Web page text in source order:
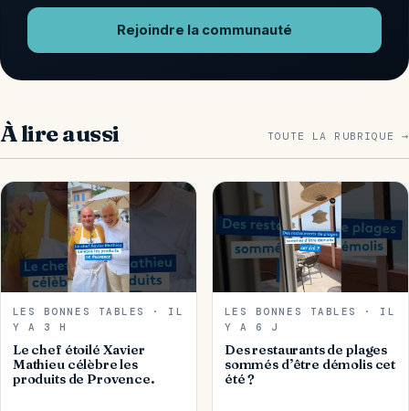
Rejoindre la communauté
À lire aussi TOUTE LA RUBRIQUE →
LES BONNES TABLES · IL
Y A 3 H
Le chef étoilé Xavier
Mathieu célèbre les
produits de Provence.
LES BONNES TABLES · IL
Y A 6 J
Des restaurants de plages
sommés d’être démolis cet
été ?